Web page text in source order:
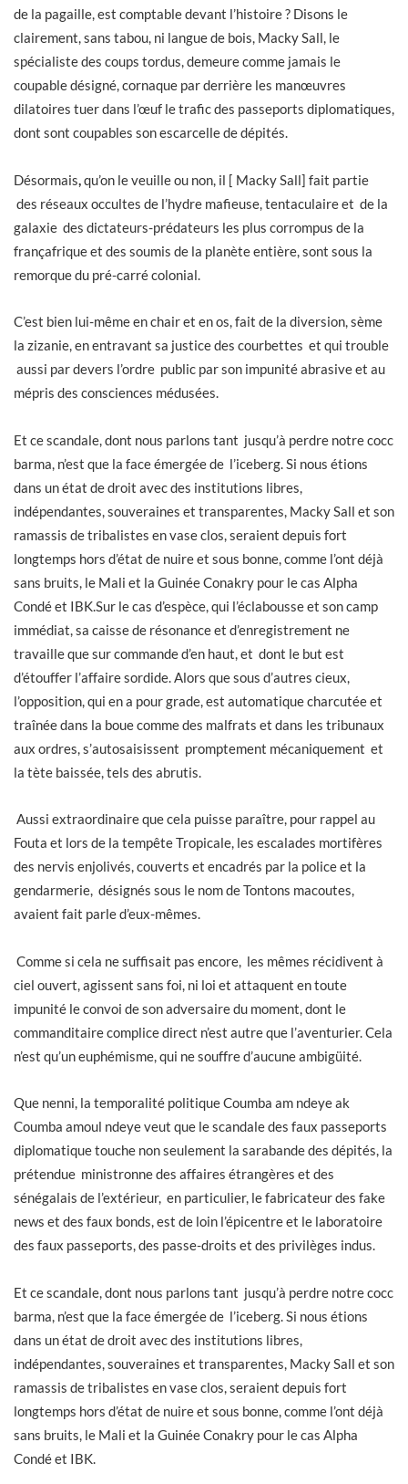
de la pagaille, est comptable devant l’histoire ? Disons le
clairement, sans tabou, ni langue de bois, Macky Sall, le
spécialiste des coups tordus, demeure comme jamais le
coupable désigné, cornaque par derrière les manœuvres
dilatoires tuer dans l’œuf le trafic des passeports diplomatiques,
dont sont coupables son escarcelle de dépités.
Désormais,qu’on le veuille ou non, il [ Macky Sall] fait partie
des réseaux occultes de l’hydre mafieuse, tentaculaire et de la
galaxie des dictateurs-prédateurs les plus corrompus de la
françafrique et des soumis de la planète entière, sont sous la
remorque du pré-carré colonial.
C’est bien lui-même en chair et en os, fait de la diversion, sème
la zizanie, en entravant sa justice des courbettes et qui trouble
aussi par devers l’ordre public par son impunité abrasive et au
mépris des consciences médusées.
Et ce scandale, dont nous parlons tant jusqu’à perdre notre cocc
barma, n’est que la face émergée de l’iceberg. Si nous étions
dans un état de droit avec des institutions libres,
indépendantes, souveraines et transparentes, Macky Sall et son
ramassis de tribalistes en vase clos, seraient depuis fort
longtemps hors d’état de nuire et sous bonne, comme l’ont déjà
sans bruits, le Mali et la Guinée Conakry pour le cas Alpha
Condé et IBK.Sur le cas d’espèce, qui l’éclabousse et son camp
immédiat, sa caisse de résonance et d’enregistrement ne
travaille que sur commande d’en haut, et dont le but est
d’étouffer l’affaire sordide. Alors que sous d’autres cieux,
l’opposition, qui en a pour grade, est automatique charcutée et
traînée dans la boue comme des malfrats et dans les tribunaux
aux ordres, s’autosaisissent promptement mécaniquement et
la tète baissée, tels des abrutis.
Aussi extraordinaire que cela puisse paraître, pour rappel au
Fouta et lors de la tempête Tropicale, les escalades mortifères
des nervis enjolivés, couverts et encadrés par la police et la
gendarmerie, désignés sous le nom de Tontons macoutes,
avaient fait parle d’eux-mêmes.
Comme si cela ne suffisait pas encore, les mêmes récidivent à
ciel ouvert, agissent sans foi, ni loi et attaquent en toute
impunité le convoi de son adversaire du moment, dont le
commanditaire complice direct n’est autre que l’aventurier. Cela
n’est qu’un euphémisme, qui ne souffre d’aucune ambigüité.
Que nenni, la temporalité politique Coumba am ndeye ak
Coumba amoul ndeye veut que le scandale des faux passeports
diplomatique touche non seulement la sarabande des dépités, la
prétendue ministronne des affaires étrangères et des
sénégalais de l’extérieur, en particulier, le fabricateur des fake
news et des faux bonds, est de loin l’épicentre et le laboratoire
des faux passeports, des passe-droits et des privilèges indus.
Et ce scandale, dont nous parlons tant jusqu’à perdre notre cocc
barma, n’est que la face émergée de l’iceberg. Si nous étions
dans un état de droit avec des institutions libres,
indépendantes, souveraines et transparentes, Macky Sall et son
ramassis de tribalistes en vase clos, seraient depuis fort
longtemps hors d’état de nuire et sous bonne, comme l’ont déjà
sans bruits, le Mali et la Guinée Conakry pour le cas Alpha
Condé et IBK.